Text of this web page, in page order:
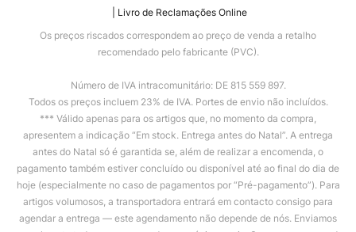
Livro de Reclamações Online
Os preços riscados correspondem ao preço de venda a retalho
recomendado pelo fabricante (PVC).
Número de IVA intracomunitário: DE 815 559 897.
Todos os preços incluem 23% de IVA. Portes de envio não incluídos.
*** Válido apenas para os artigos que, no momento da compra,
apresentem a indicação “Em stock. Entrega antes do Natal”. A entrega
antes do Natal só é garantida se, além de realizar a encomenda, o
pagamento também estiver concluído ou disponível até ao final do dia de
hoje (especialmente no caso de pagamentos por “Pré-pagamento”). Para
artigos volumosos, a transportadora entrará em contacto consigo para
agendar a entrega — este agendamento não depende de nós. Enviamos